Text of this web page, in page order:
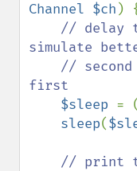
Channel $ch )
// delay
simulate
first
$sleep = (
sleep(
// print